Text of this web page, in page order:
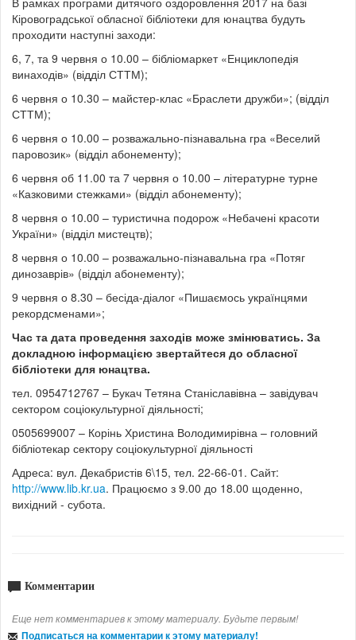
Кіровоградської обласної бібліотеки для юнацтва будуть
проходити наступні заходи:
6, 7, та 9 червня о 10.00 – бібліомаркет «Енциклопедія
винаходів» (відділ СТТМ);
6 червня о 10.30 – майстер-клас «Браслети дружби»; (відділ
СТТМ);
6 червня о 10.00 – розважально-пізнавальна гра «Веселий
паровозик» (відділ абонементу);
6 червня об 11.00 та 7 червня о 10.00 – літературне турне
«Казковими стежками» (відділ абонементу);
8 червня о 10.00 – туристична подорож «Небачені красоти
України» (відділ мистецтв);
8 червня о 10.00 – розважально-пізнавальна гра «Потяг
динозаврів» (відділ абонементу);
9 червня о 8.30 – бесіда-діалог «Пишаємось українцями
рекордсменами»;
Час та дата проведення заходів може змінюватись. За
докладною інформацією звертайтеся до обласної
бібліотеки для юнацтва.
тел. 0954712767 – Букач Тетяна Станіславівна – завідувач
сектором соціокультурної діяльності;
0505699007 – Корінь Христина Володимирівна – головний
бібліотекар сектору соціокультурної діяльності
Адреса: вул. Декабристів 6\15, тел. 22-66-01. Сайт:
http://www.lib.kr.ua. Працюємо з 9.00 до 18.00 щоденно,
вихідний - субота.
Комментарии
Еще нет комментариев к этому материалу. Будьте первым!
Подписаться на комментарии к этому материалу!